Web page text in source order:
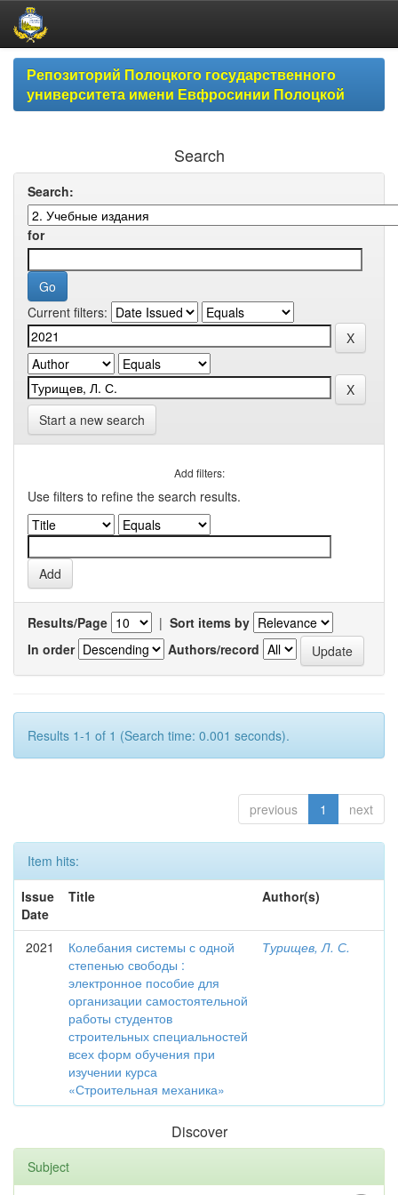
Skip
navigationРепозиторий Полоцкого государственного
университета имени Евфросинии Полоцкой
Search
Search:
for
Current filters:
Start a new search
Add filters:
Use filters to refine the search results.
Results/Page | Sort items by
In order
Authors/record
Results 1-1 of 1 (Search time: 0.001 seconds).
previous 1 next
Item hits:
Issue
Date
Title Author(s)
2021
Колебания системы с одной
степенью свободы :
электронное пособие для
организации самостоятельной
работы студентов
строительных специальностей
всех форм обучения при
изучении курса
«Строительная механика»
Турищев, Л. С.
Discover
Subject